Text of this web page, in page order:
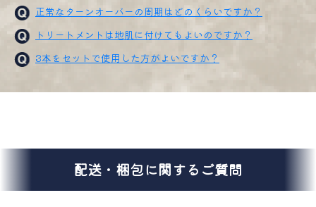
正常なターンオーバーの周期はどのくらいですか？
トリートメントは地肌に付けてもよいのですか？
3本をセットで使用した方がよいですか？
配送・梱包に関するご質問